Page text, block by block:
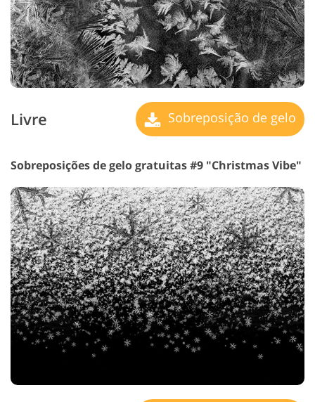
Livre Sobreposição de gelo
Sobreposições de gelo gratuitas #9 "Christmas Vibe"